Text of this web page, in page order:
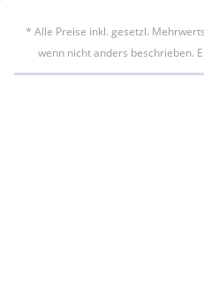
* Alle Preise inkl. gesetzl.
wenn nicht anders beschrieben.